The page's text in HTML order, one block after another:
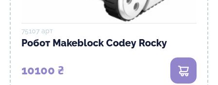
75107 арт
Робот Makeblock Codey Rocky
10100 ₴